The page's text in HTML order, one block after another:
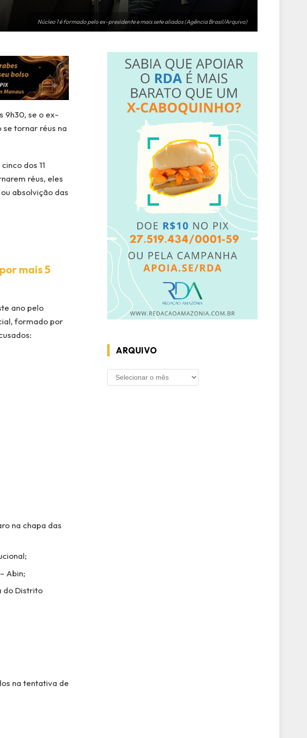
Núcleo 1 é formado pelo ex-presidente e mais sete aliados (Agência Brasil/Arquivo)
9h30, se o ex-
tornar réus na
dos 11
réus, eles
absolvição das
mais 5
ano pelo
formado por
na chapa das
Abin;
do Distrito
na tentativa de
ARQUIVO
ARQUIVO